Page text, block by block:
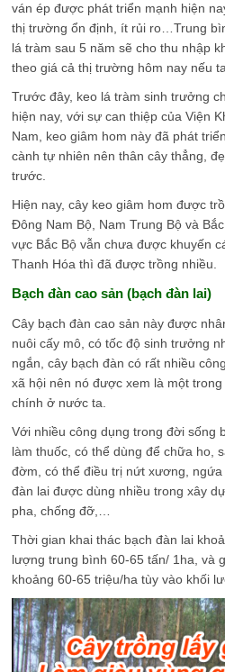
ván ép được phát triển mạnh hiện
thị trường ổn định, ít rủi ro…Trung
lá tràm sau 5 năm sẽ cho thu nhập
theo giá cả thị trường hôm nay nếu
Trước đây, keo lá tràm sinh trưởng
hiện nay, với sự can thiệp của Viện
Nam, keo giâm hom này đã phát
cành tự nhiên nên thân cây thẳng,
trước.
Hiện nay, cây keo giâm hom được
Đông Nam Bộ, Nam Trung Bộ và
vực Bắc Bộ vẫn chưa được khuyến
Thanh Hóa thì đã được trồng nhiều.
Bạch đàn cao sản (bạch đàn lai)
Cây bạch đàn cao sản này được
nuôi cấy mô, có tốc độ sinh trưởng
ngắn, cây bạch đàn có rất nhiều
xã hội nên nó được xem là một
chính ở nước ta.
Với nhiều công dụng trong đời sống
làm thuốc, có thể dùng để chữa ho,
đờm, có thể điều trị nứt xương,
đàn lai được dùng nhiều trong xây
pha, chống đỡ,…
Thời gian khai thác bạch đàn lai
lượng trung bình 60-65 tấn/ 1ha, và
khoảng 60-65 triệu/ha tùy vào khối